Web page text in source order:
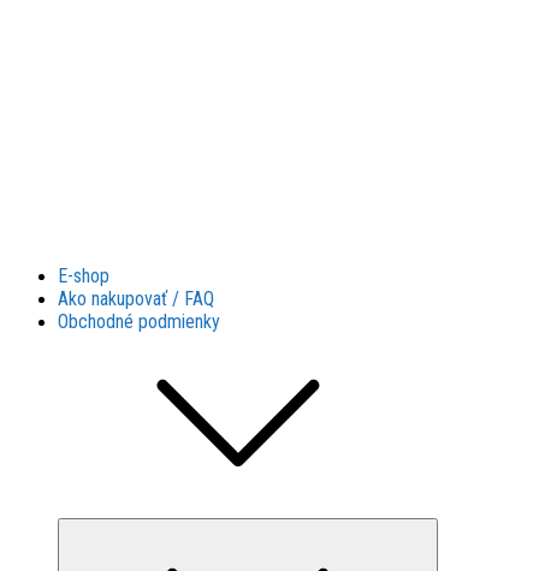
Látky Husár
Látky Husár
E-shop
Ako nakupovať / FAQ
Obchodné podmienky